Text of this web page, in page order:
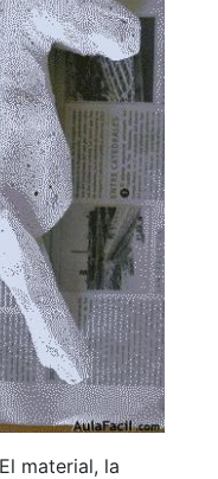
material, la